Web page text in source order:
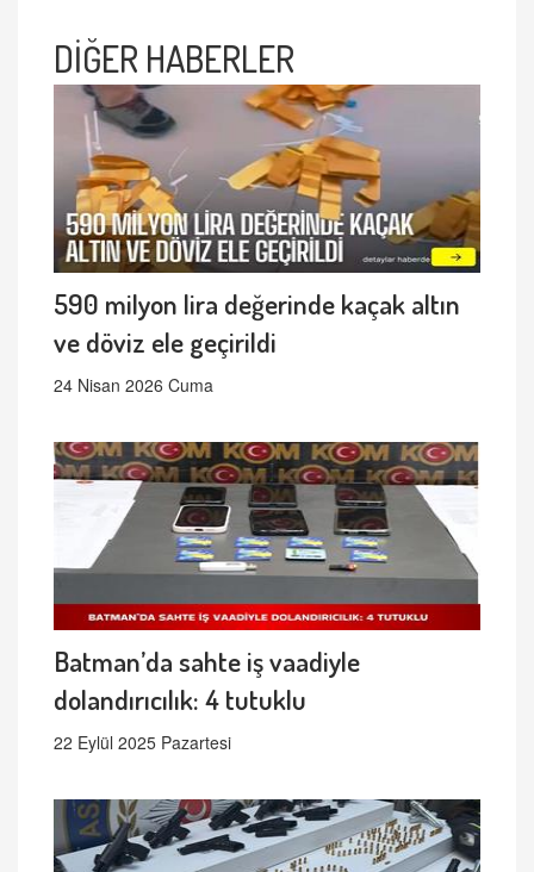
DİĞER HABERLER
590 milyon lira değerinde kaçak altın
ve döviz ele geçirildi
24 Nisan 2026 Cuma
Batman’da sahte iş vaadiyle
dolandırıcılık: 4 tutuklu
22 Eylül 2025 Pazartesi